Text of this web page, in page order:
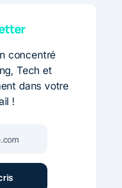
concentré
Tech et
dans votre
!